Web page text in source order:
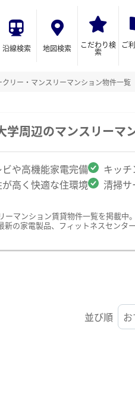
沿線検索 地図検索 こだわり検
索
ご
リー・マンスリーマンション物件一覧
周辺のマンスリーマ
や高機能家電完備
キッ
高く快適な住環境 清掃サ
マンション賃貸物件一覧を掲載
の家電製品、フィットネスセン
並び順